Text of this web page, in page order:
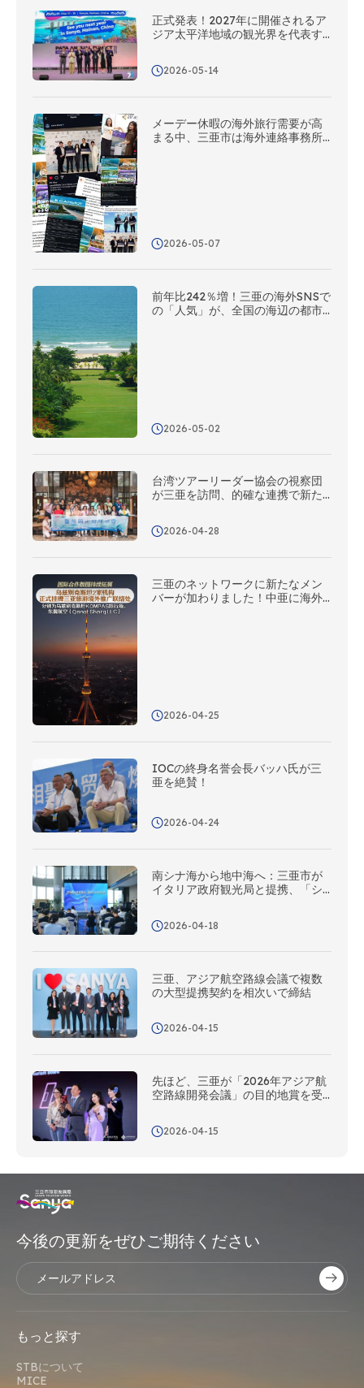
正式発表！2027年に開催されるア
ジア太平洋地域の観光界を代表す
いしましょう！
2026-05-14
メーデー休暇の海外旅行需要が高
まる中、三亜市は海外連絡事務所
2026-05-07
前年比242％増！三亜の海外SNSで
の「人気」が、全国の海辺の都市
2026-05-02
台湾ツアーリーダー協会の視察団
が三亜を訪問、的確な連携で新た
2026-04-28
三亜のネットワークに新たなメン
バーが加わりました！中亜に海外
2026-04-25
IOCの終身名誉会長バッハ氏が三
亜を絶賛！
2026-04-24
南シナ海から地中海へ：三亜市が
イタリア政府観光局と提携、「シ
日開所
2026-04-18
三亜、アジア航空路線会議で複数
の大型提携契約を相次いで締結
2026-04-15
先ほど、三亜が「2026年アジア航
空路線開発会議」の目的地賞を受
2026-04-15
今後の更新をぜひご期待ください
もっと探す
STBについて
MICE